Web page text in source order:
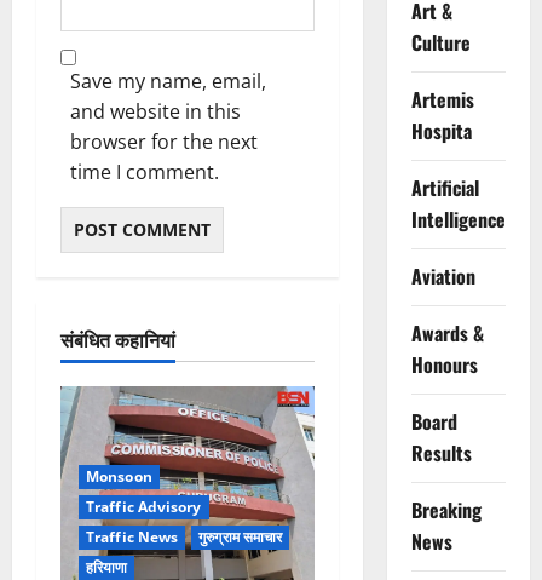
Save my name, email,
and website in this
browser for the next
time I comment.
संबंधित कहानियां
Monsoon
Traffic Advisory
Traffic News
गुरुग्राम समाचार
हरियाणा
Art &
Culture
Artemis
Hospita
Artificial
Intelligence
Aviation
Awards &
Honours
Board
Results
Breaking
News